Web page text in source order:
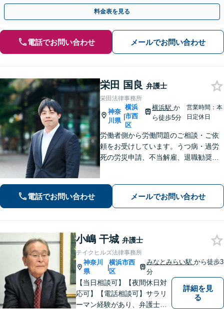
可能です【夜間・休日相談可】【完全個室】
料金表を見る
電話でお問い合わせ メールでお問い合わせ
栄田 国良 弁護士
栄田法律事務所
神奈
川県
|
横浜
市西
区
横浜駅 か
ら徒歩5分
営業時間：本
日定休日
労働者側から労働問題のご相談・ご依
頼をお受けしています。うつ病・過労
死の労災申請、不当解雇、退職勧奨、
電話でお問い合わせ メールでお問い合わせ
小嶋 干城 弁護士
テイクヒルズ法律事務所
神奈川
県
|
横浜市西
区
みなとみらい駅から徒歩3
分
【当日相談可】【夜間休日対
応可】【電話相談可】サラリ
ーマン経験があり、弁護士と
詳細を見
る